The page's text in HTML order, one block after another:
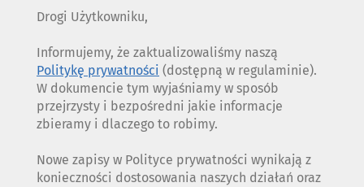
Drogi Użytkowniku,
Informujemy, że zaktualizowaliśmy naszą
Politykę prywatności (dostępną w regulaminie).
W dokumencie tym wyjaśniamy w sposób
przejrzysty i bezpośredni jakie informacje
zbieramy i dlaczego to robimy.
Nowe zapisy w Polityce prywatności wynikają z
konieczności dostosowania naszych działań oraz